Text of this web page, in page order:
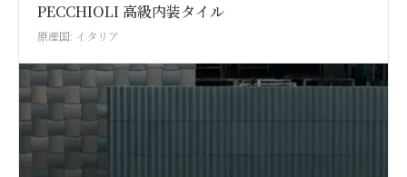
PECCHIOLI 高級内装タイル
原産国: イタリア